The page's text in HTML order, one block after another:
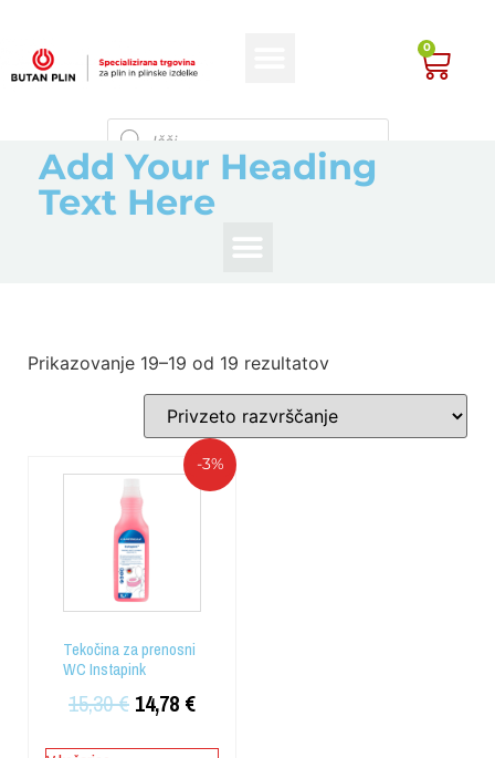
0
Add Your Heading
Text Here
Prikazovanje 19–19 od 19 rezultatov
-3%
Tekočina za prenosni
WC Instapink
15,30€ 14,78 €